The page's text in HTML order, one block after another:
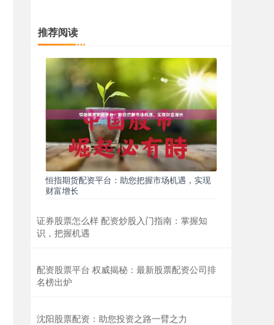
推荐阅读
恒指期货配资平台：助您把握市场机遇，实现
财富增长
证券股票怎么样 配资炒股入门指南：掌握知
识，把握机遇
配资股票平台 权威揭秘：最新股票配资公司排
名榜出炉
沈阳股票配资：助您投资之路一臂之力